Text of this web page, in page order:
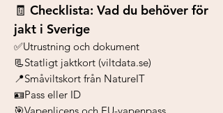
🧾 Checklista: Vad du behöver för
jakt i Sverige
✅Utrustning och dokument
📃Statligt jaktkort (viltdata.se)
📍Småviltskort från NatureIT
🪪Pass eller ID